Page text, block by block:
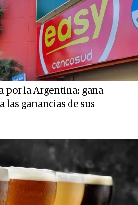
por la Argentina: gana
las ganancias de sus